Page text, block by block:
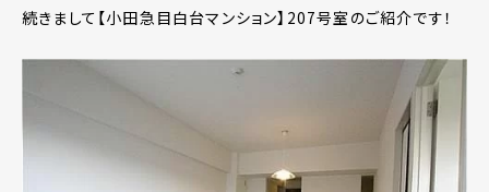
続きまして【小田急目白台マンション】207号室のご紹介です！